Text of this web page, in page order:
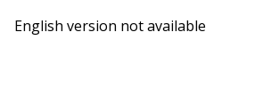
English version not available